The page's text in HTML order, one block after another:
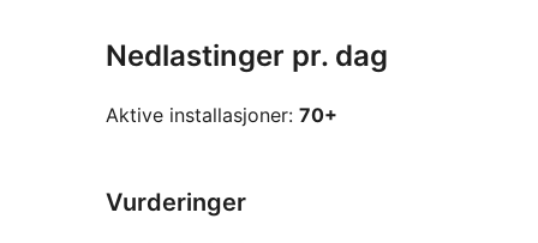
Nedlastinger pr. dag
Aktive installasjoner: 70+
Vurderinger